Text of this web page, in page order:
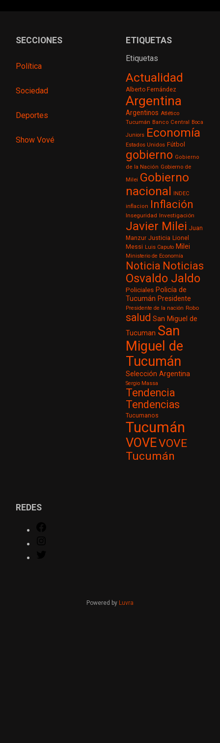
SECCIONES
Política
Sociedad
Deportes
Show Vové
ETIQUETAS
Etiquetas
Actualidad
Alberto Fernández
Argentina
Argentinos Atlético
Tucumán Banco Central Boca
Juniors Economía
Estados Unidos Fútbol
gobierno Gobierno
de la Nación Gobierno de
Milei Gobierno
nacional INDEC
inflacion Inflación
Inseguridad Investigación
Javier Milei Juan
Manzur Justicia Lionel
Messi Luis Caputo Milei
Ministerio de Economía
Noticia Noticias
Osvaldo Jaldo
Policiales Policía de
Tucumán Presidente
Presidente de la nación Robo
salud San Miguel de
Tucuman San
Miguel de
Tucumán
Selección Argentina
Sergio Massa
Tendencia
Tendencias
Tucumanos
Tucumán
VOVEVOVE
Tucumán
REDES
Powered by Luvra